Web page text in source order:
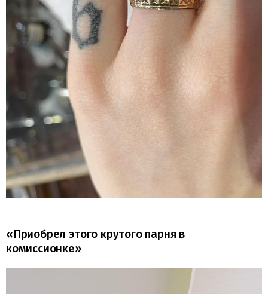
«Приобрел этого крутого парня в
комиссионке»